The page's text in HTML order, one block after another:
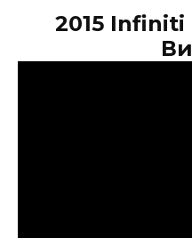
2015 Infiniti